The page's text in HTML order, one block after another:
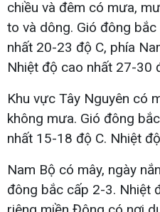
chiều và đêm có mưa,
to và dông. Gió đông
nhất 20-23 độ C, phía
Nhiệt độ cao nhất 27-30
Khu vực Tây Nguyên có
không mưa. Gió đông
nhất 15-18 độ C. Nhiệt
Nam Bộ có mây, ngày
đông bắc cấp 2-3. Nhiệt